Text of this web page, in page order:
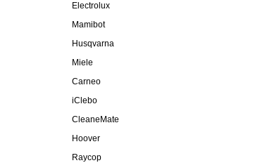
Electrolux
Mamibot
Husqvarna
Miele
Carneo
iClebo
CleaneMate
Hoover
Raycop